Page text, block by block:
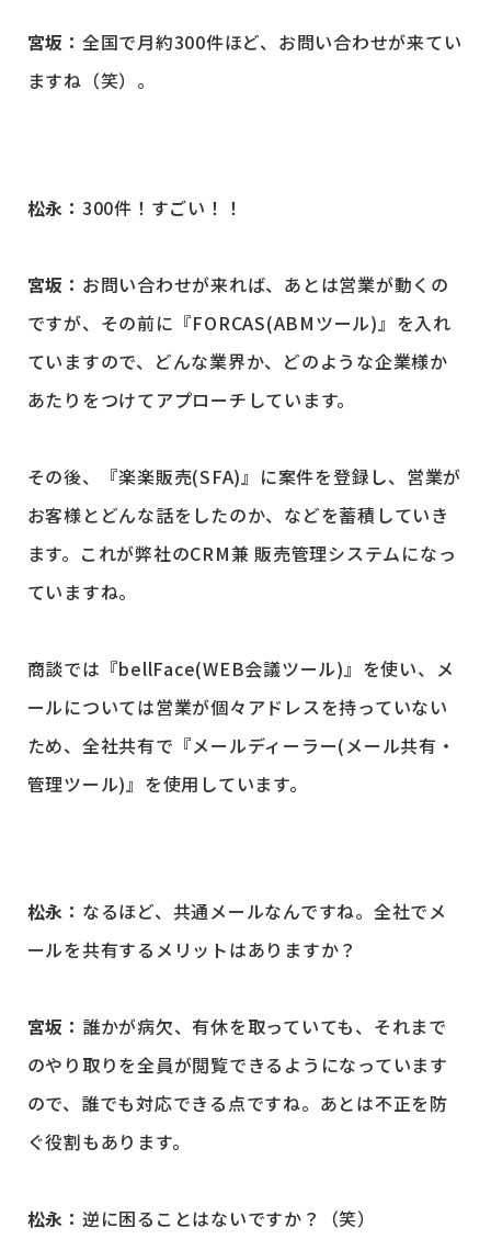
宮坂： 全国で月約300件ほど、お問い合わせが来てい
ますね（笑）。
松永： 300件！すごい！！
宮坂： お問い合わせが来れば、あとは営業が動くの
ですが、その前に『FORCAS(ABMツール)』を入れ
ていますので、どんな業界か、どのような企業様か
あたりをつけてアプローチしています。
その後、『楽楽販売(SFA)』に案件を登録し、営業が
お客様とどんな話をしたのか、などを蓄積していき
ます。これが弊社のCRM兼 販売管理システムになっ
ていますね。
商談では『bellFace(WEB会議ツール)』を使い、メ
ールについては営業が個々アドレスを持っていない
ため、全社共有で『メールディーラー(メール共有・
管理ツール)』を使用しています。
松永： なるほど、共通メールなんですね。全社でメ
ールを共有するメリットはありますか？
宮坂： 誰かが病欠、有休を取っていても、それまで
のやり取りを全員が閲覧できるようになっています
ので、誰でも対応できる点ですね。あとは不正を防
ぐ役割もあります。
松永： 逆に困ることはないですか？（笑）